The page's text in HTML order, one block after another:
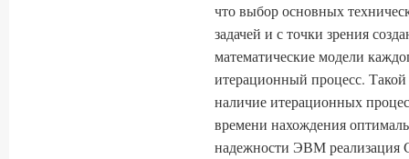
что выбор основных
задачей и с точки зрения
математические модели
итерационный процесс. Такой
наличие итерационных
времени нахождения
надежности ЭВМ реализация